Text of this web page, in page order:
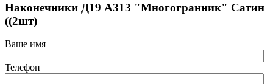
Наконечники Д19 А313 "Многогранник" Сатин
((2шт)
Ваше имя
Телефон